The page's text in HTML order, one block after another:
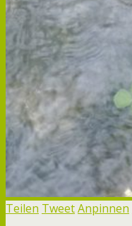
Teilen TweetAnpinnen